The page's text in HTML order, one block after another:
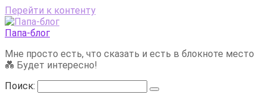
Перейти к контенту
Папа-блог
Мне просто есть, что сказать и есть в блокноте место
💑 Будет интересно!
Поиск: